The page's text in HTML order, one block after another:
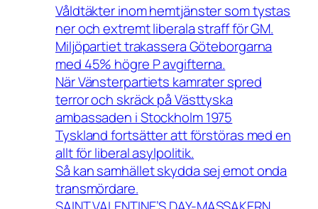
Våldtäkter inom hemtjänster som tystas
ner och extremt liberala straff för GM.
Miljöpartiet trakassera Göteborgarna
med 45% högre P avgifterna.
När Vänsterpartiets kamrater spred
terror och skräck på Västtyska
ambassaden i Stockholm 1975
Tyskland fortsätter att förstöras med en
allt för liberal asylpolitik.
Så kan samhället skydda sej emot onda
transmördare.